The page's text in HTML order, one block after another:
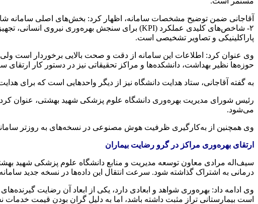
پاراکلینیکی و تصاویر تشخیصی است.
وی عنوان کرد: اطلاعات این سامانه از دقت و صحت بالایی برخوردار است
حوزه‌ها نظیر بهداشت، دانشکده‌ها و مراکز تحقیقاتی نیز در دستور کار ارتقای
به گفته آقاجانی، ستاد هدایت دانشگاه نیز از دیگر واحدهایی است که برای
رئیس شورای مدیریت بهره‌وری دانشگاه علوم پزشکی شهید بهشتی، عنوان
می‌شود.
وی همچنین از به‌کارگیری ظرفیت هوش مصنوعی در نسخه‌های به روزتر
ارتقای بهره‌وری مراکز در گرو رضایت بیماران
سیف‌اله مرادی معاون توسعه مدیریت و منابع دانشگاه علوم پزشکی شهید
درمانی به اشتراک گذاشته شود. سرعت انتقال این داده‌ها در نسخه جدید
وی ادامه داد: بهره‌وری شواهد و ابعادی دارد، یکی از ابعاد آن رضایت
است بیمارستانی تراز مثبت داشته باشد، اما به دلیل گران بودن قیمت خدمات